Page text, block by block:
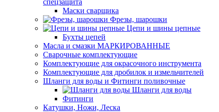
спецзащита
Маски сварщика
Фрезы, шарошки
Цепи и шины цепные
Бухты цепей
Масла и смазки МАРКИРОВАННЫЕ
Сварочные комплектующие
Комплектующие для окрасочного инструмента
Комплектующие для дробилок и измельчителей
Шланги для воды и Фитинги поливочные
Шланги для воды
Фитинги
Катушки, Ножи, Леска